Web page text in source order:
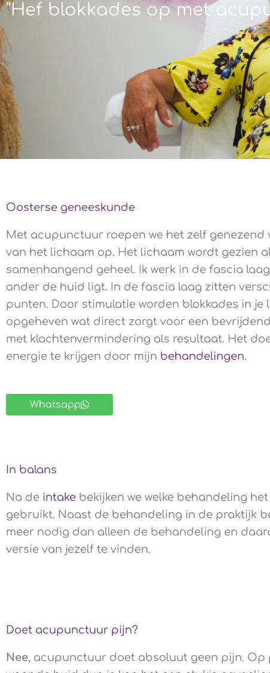
"Hef blokkades op met
Oosterse geneeskunde
Met acupunctuur roepen we het zelf genezend
van het lichaam op. Het lichaam wordt gezien
samenhangend geheel. Ik werk in de fascia
onder de huid ligt. In de fascia laag zitten
punten. Door stimulatie worden blokkades in je
opgeheven wat direct zorgt voor een
met klachtenvermindering als resultaat. Het
energie te krijgen door mijn behandelingen.
Whatsapp
In balans
Na de intake bekijken we welke behandeling
gebruikt. Naast de behandeling in de praktijk
meer nodig dan alleen de behandeling en
versie van jezelf te vinden.
Doet acupunctuur pijn?
Nee, acupunctuur doet absoluut geen pijn. Op